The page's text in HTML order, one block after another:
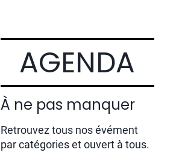
AGENDA
À ne pas manquer
Retrouvez tous nos évément
par catégories et ouvert à tous.